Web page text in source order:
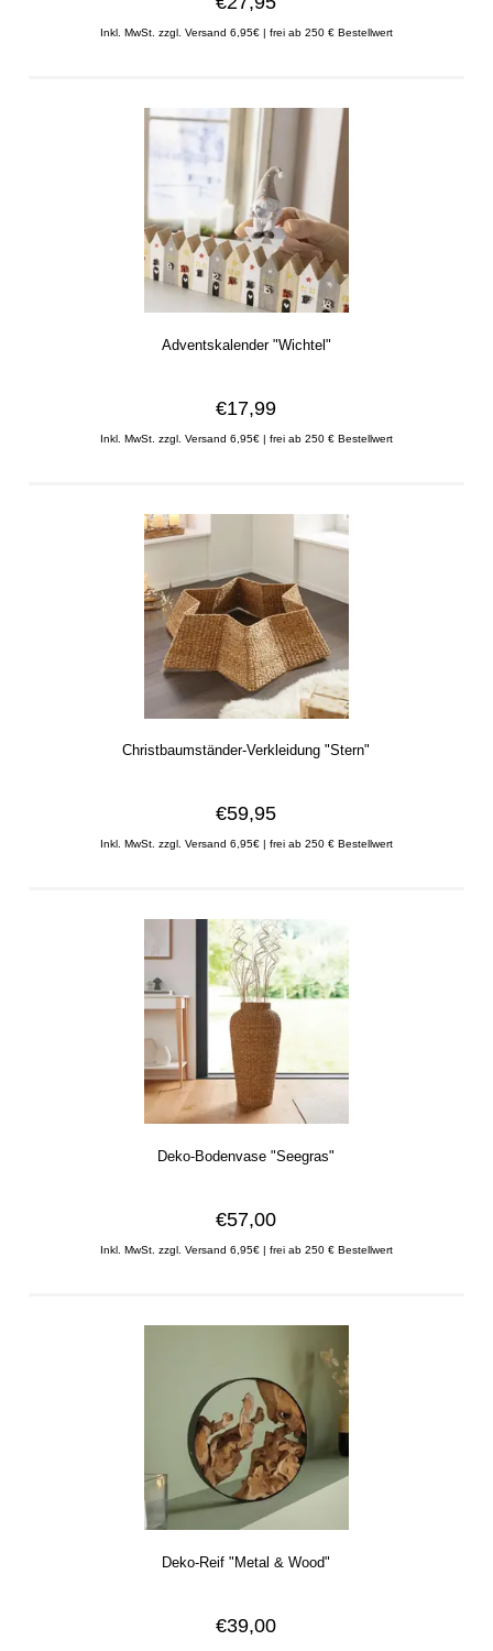
Inkl. MwSt. zzgl. Versand 6,95€ | frei ab 250 € Bestellwert
Adventskalender "Wichtel"
€17,99
Inkl. MwSt. zzgl. Versand 6,95€ | frei ab 250 € Bestellwert
Christbaumständer-Verkleidung "Stern"
€59,95
Inkl. MwSt. zzgl. Versand 6,95€ | frei ab 250 € Bestellwert
Deko-Bodenvase "Seegras"
€57,00
Inkl. MwSt. zzgl. Versand 6,95€ | frei ab 250 € Bestellwert
Deko-Reif "Metal & Wood"
€39,00